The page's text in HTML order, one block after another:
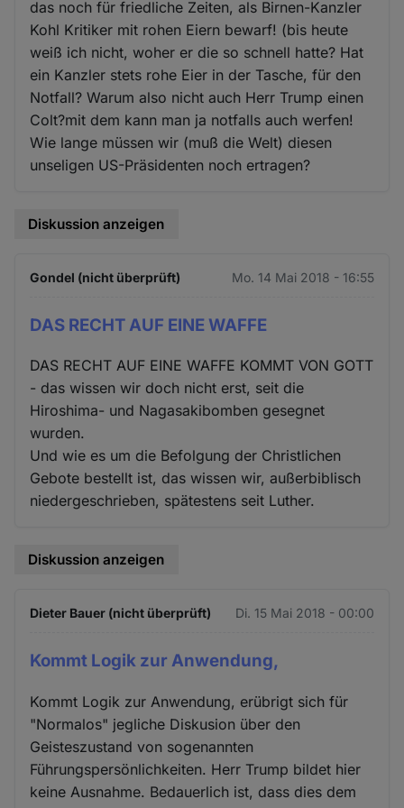
das noch für friedliche Zeiten, als Birnen-Kanzler
Kohl Kritiker mit rohen Eiern bewarf! (bis heute
weiß ich nicht, woher er die so schnell hatte? Hat
ein Kanzler stets rohe Eier in der Tasche, für den
Notfall? Warum also nicht auch Herr Trump einen
Colt?mit dem kann man ja notfalls auch werfen!
Wie lange müssen wir (muß die Welt) diesen
unseligen US-Präsidenten noch ertragen?
Diskussion anzeigen
Gondel (nicht überprüft) Mo. 14 Mai 2018 - 16:55
DAS RECHT AUF EINE WAFFE
DAS RECHT AUF EINE WAFFE KOMMT VON GOTT
- das wissen wir doch nicht erst, seit die
Hiroshima- und Nagasakibomben gesegnet
wurden.
Und wie es um die Befolgung der Christlichen
Gebote bestellt ist, das wissen wir, außerbiblisch
niedergeschrieben, spätestens seit Luther.
Diskussion anzeigen
Dieter Bauer (nicht überprüft) Di. 15 Mai 2018 - 00:00
Kommt Logik zur Anwendung,
Kommt Logik zur Anwendung, erübrigt sich für
"Normalos" jegliche Diskusion über den
Geisteszustand von sogenannten
Führungspersönlichkeiten. Herr Trump bildet hier
keine Ausnahme. Bedauerlich ist, dass dies dem